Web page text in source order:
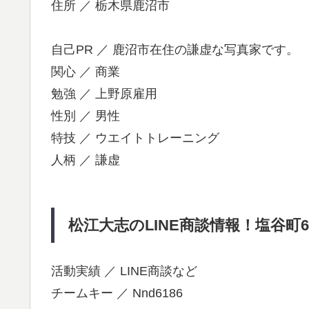
住所 ／ 栃木県鹿沼市
自己PR ／ 鹿沼市在住の謙虚な写真家です。
関心 ／ 商業
勉強 ／ 上野原雇用
性別 ／ 男性
特技 ／ ウエイトトレーニング
人柄 ／ 謙虚
松江大志のLINE商談情報！塩谷町
活動実績 ／ LINE商談など
チームキー ／ Nnd6186